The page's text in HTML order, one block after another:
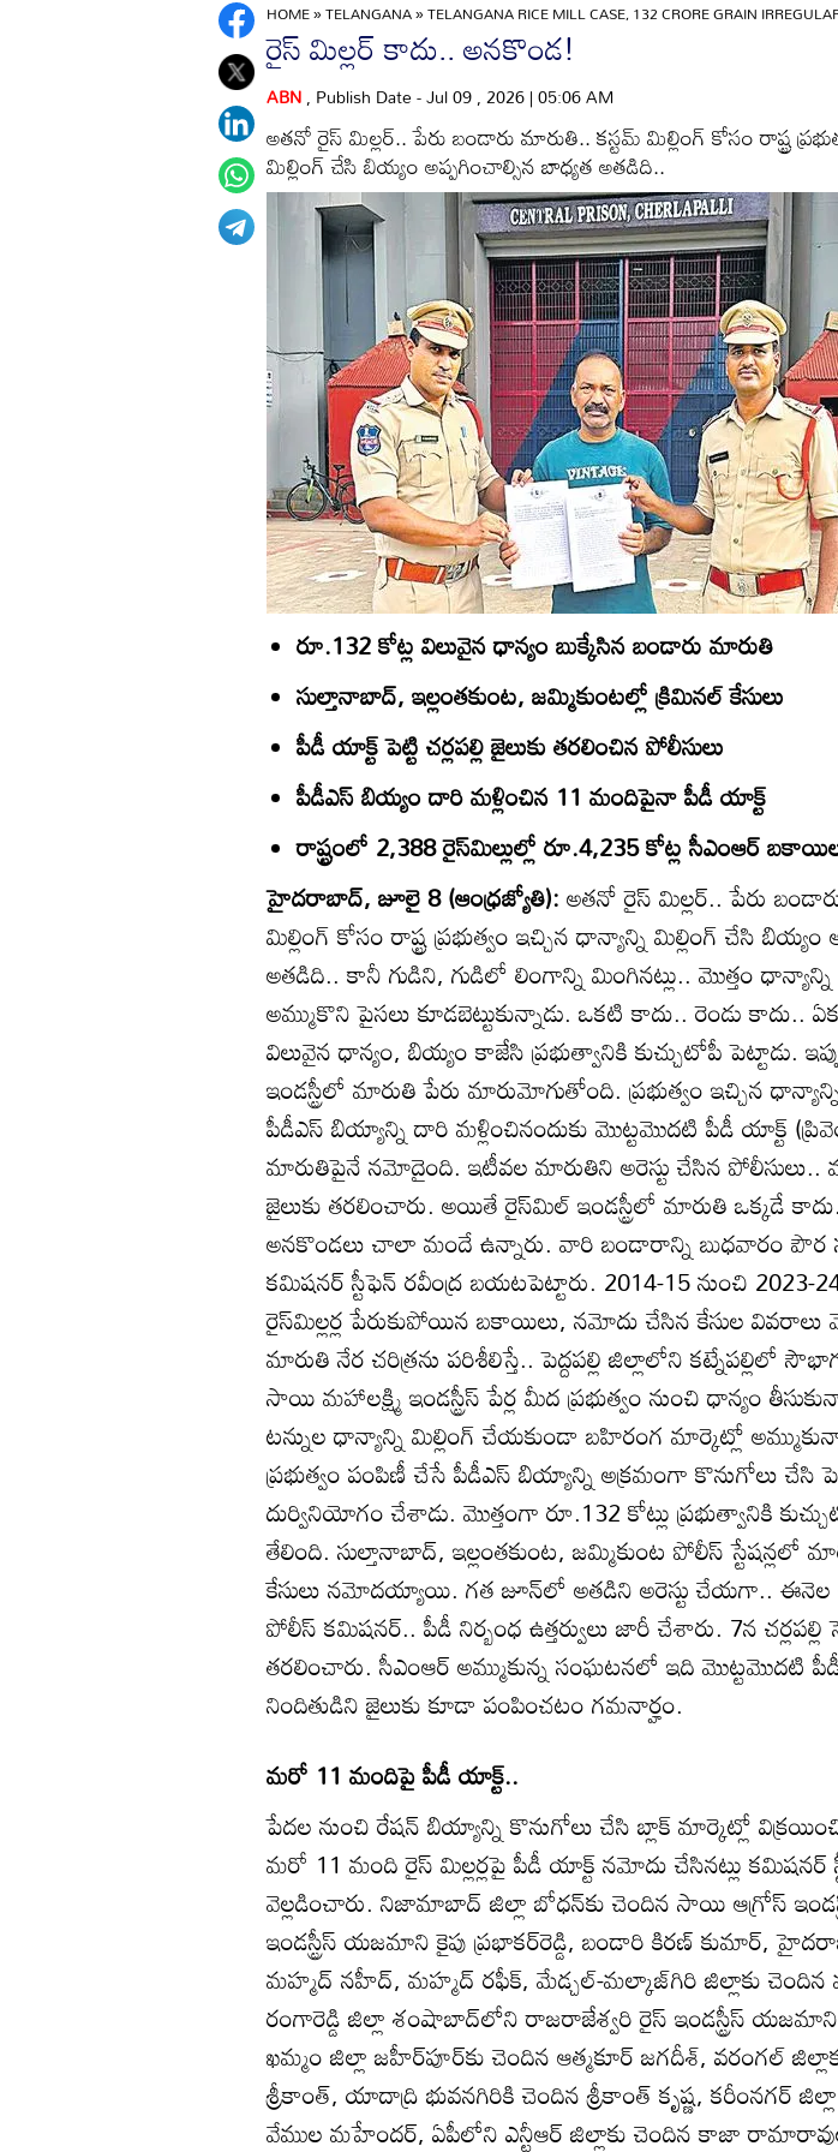
HOME»TELANGANA»TELANGANA RICE MILL CASE, 132 CRORE GRAIN
రైస్‌ మిల్లర్‌ కాదు.. అనకొండ!
ABN, Publish Date - Jul 09 , 2026 | 05:06 AM
అతనో రైస్‌ మిల్లర్‌.. పేరు బండారు మారుతి.. కస్టమ్‌ మిల్లింగ్‌ కోసం రాష్ట్ర
మిల్లింగ్‌ చేసి బియ్యం అప్పగించాల్సిన బాధ్యత అతడిది..
రూ.132 కోట్ల విలువైన ధాన్యం బుక్కేసిన బండారు మారుతి
సుల్తానాబాద్‌, ఇల్లంతకుంట, జమ్మికుంటల్లో క్రిమినల్‌ కేసులు
పీడీ యాక్ట్‌ పెట్టి చర్లపల్లి జైలుకు తరలించిన పోలీసులు
పీడీఎస్‌ బియ్యం దారి మళ్లించిన 11 మందిపైనా పీడీ యాక్ట్‌
రాష్ట్రంలో 2,388 రైస్‌మిల్లుల్లో రూ.4,235 కోట్ల సీఎంఆర్‌
హైదరాబాద్‌, జూలై 8 (ఆంధ్రజ్యోతి):అతనో రైస్‌ మిల్లర్‌.. పేరు
మిల్లింగ్‌ కోసం రాష్ట్ర ప్రభుత్వం ఇచ్చిన ధాన్యాన్ని మిల్లింగ్‌ చేసి
అతడిది.. కానీ గుడిని, గుడిలో లింగాన్ని మింగినట్లు.. మొత్తం
అమ్ముకొని పైసలు కూడబెట్టుకున్నాడు. ఒకటి కాదు.. రెండు కాదు..
విలువైన ధాన్యం, బియ్యం కాజేసి ప్రభుత్వానికి కుచ్చుటోపీ పెట్టాడు.
ఇండస్ట్రీలో మారుతి పేరు మారుమోగుతోంది. ప్రభుత్వం ఇచ్చిన ధాన్యాన్ని
పీడీఎస్‌ బియ్యాన్ని దారి మళ్లించినందుకు మొట్టమొదటి పీడీ యాక్ట్‌
మారుతిపైనే నమోదైంది. ఇటీవల మారుతిని అరెస్టు చేసిన పోలీసులు..
జైలుకు తరలించారు. అయితే రైస్‌మిల్‌ ఇండస్ట్రీలో మారుతి ఒక్కడే
అనకొండలు చాలా మందే ఉన్నారు. వారి బండారాన్ని బుధవారం
కమిషనర్‌ స్టీఫెన్‌ రవీంద్ర బయటపెట్టారు. 2014-15 నుంచి 2023-
రైస్‌మిల్లర్ల పేరుకుపోయిన బకాయిలు, నమోదు చేసిన కేసుల వివరాలు
మారుతి నేర చరిత్రను పరిశీలిస్తే.. పెద్దపల్లి జిల్లాలోని కట్నేపల్లిలో
సాయి మహాలక్ష్మి ఇండస్ట్రీస్‌ పేర్ల మీద ప్రభుత్వం నుంచి ధాన్యం
టన్నుల ధాన్యాన్ని మిల్లింగ్‌ చేయకుండా బహిరంగ మార్కెట్లో
ప్రభుత్వం పంపిణీ చేసే పీడీఎస్‌ బియ్యాన్ని అక్రమంగా కొనుగోలు చేసి
దుర్వినియోగం చేశాడు. మొత్తంగా రూ.132 కోట్లు ప్రభుత్వానికి
తేలింది. సుల్తానాబాద్‌, ఇల్లంతకుంట, జమ్మికుంట పోలీస్‌ స్టేషన్లలో
కేసులు నమోదయ్యాయి. గత జూన్‌లో అతడిని అరెస్టు చేయగా.. ఈనెల
పోలీస్‌ కమిషనర్‌.. పీడీ నిర్బంధ ఉత్తర్వులు జారీ చేశారు. 7న చర్లపల్లి
తరలించారు. సీఎంఆర్‌ అమ్ముకున్న సంఘటనలో ఇది మొట్టమొదటి
నిందితుడిని జైలుకు కూడా పంపించటం గమనార్హం.
మరో 11 మందిపై పీడీ యాక్ట్‌..
పేదల నుంచి రేషన్‌ బియ్యాన్ని కొనుగోలు చేసి బ్లాక్‌ మార్కెట్లో
మరో 11 మంది రైస్‌ మిల్లర్లపై పీడీ యాక్ట్‌ నమోదు చేసినట్లు కమిషనర్‌
వెల్లడించారు. నిజామాబాద్‌ జిల్లా బోధన్‌కు చెందిన సాయి ఆగ్రోస్‌
ఇండస్ట్రీస్‌ యజమాని కైపు ప్రభాకర్‌రెడ్డి, బండారి కిరణ్‌ కుమార్‌,
మహ్మద్‌ నహీద్‌, మహ్మద్‌ రఫీక్‌, మేడ్చల్‌-మల్కాజ్‌గిరి జిల్లాకు చెందిన
రంగారెడ్డి జిల్లా శంషాబాద్‌లోని రాజరాజేశ్వరి రైస్‌ ఇండస్ట్రీస్‌ యజమాని
ఖమ్మం జిల్లా జహీర్‌పూర్‌కు చెందిన ఆత్మకూర్‌ జగదీశ్‌, వరంగల్‌
శ్రీకాంత్‌, యాదాద్రి భువనగిరికి చెందిన శ్రీకాంత్‌ కృష్ణ, కరీంనగర్‌
వేముల మహేందర్‌, ఏపీలోని ఎన్టీఆర్‌ జిల్లాకు చెందిన కాజా